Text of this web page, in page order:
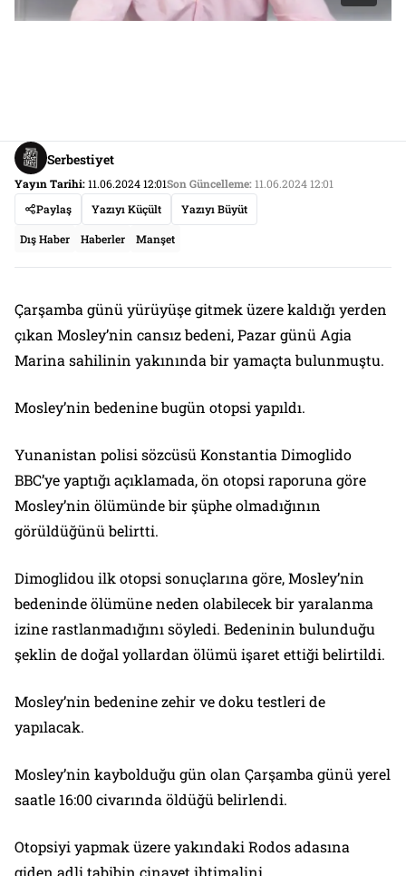
Serbestiyet
Yayın Tarihi:11.06.2024 12:01Son Güncelleme:11.06.2024 12:01
Paylaş
Yazıyı Küçült Yazıyı Büyüt
Dış Haber Haberler Manşet
Çarşamba günü yürüyüşe gitmek üzere kaldığı yerden
çıkan Mosley’nin cansız bedeni, Pazar günü Agia
Marina sahilinin yakınında bir yamaçta bulunmuştu.
Mosley’nin bedenine bugün otopsi yapıldı.
Yunanistan polisi sözcüsü Konstantia Dimoglido
BBC’ye yaptığı açıklamada, ön otopsi raporuna göre
Mosley’nin ölümünde bir şüphe olmadığının
görüldüğünü belirtti.
Dimoglidou ilk otopsi sonuçlarına göre, Mosley’nin
bedeninde ölümüne neden olabilecek bir yaralanma
izine rastlanmadığını söyledi. Bedeninin bulunduğu
şeklin de doğal yollardan ölümü işaret ettiği belirtildi.
Mosley’nin bedenine zehir ve doku testleri de
yapılacak.
Mosley’nin kaybolduğu gün olan Çarşamba günü yerel
saatle 16:00 civarında öldüğü belirlendi.
Otopsiyi yapmak üzere yakındaki Rodos adasına
giden adli tabibin cinayet ihtimalini